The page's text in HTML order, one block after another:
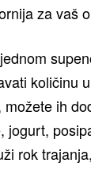
za vaš
količinu
ih
jogurt,
rok